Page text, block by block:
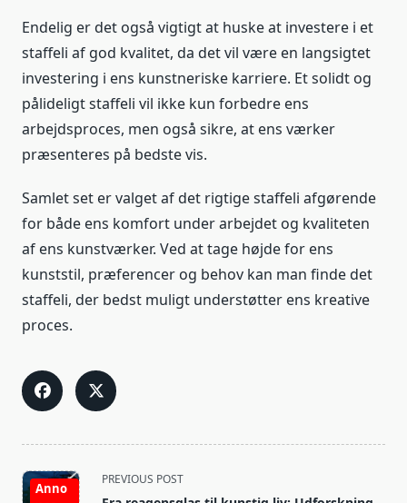
Endelig er det også vigtigt at huske at investere i et
staffeli af god kvalitet, da det vil være en langsigtet
investering i ens kunstneriske karriere. Et solidt og
pålideligt staffeli vil ikke kun forbedre ens
arbejdsproces, men også sikre, at ens værker
præsenteres på bedste vis.
Samlet set er valget af det rigtige staffeli afgørende
for både ens komfort under arbejdet og kvaliteten
af ens kunstværker. Ved at tage højde for ens
kunststil, præferencer og behov kan man finde det
staffeli, der bedst muligt understøtter ens kreative
proces.
<span
class="nav-
Anno
PREVIOUS POST